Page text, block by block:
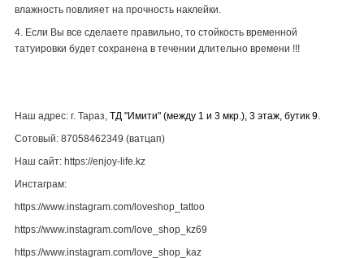
влажность повлияет на прочность наклейки.
4. Если Вы все сделаете правильно, то стойкость временной
татуировки будет сохранена в течении длительно времени !!!
Наш адрес: г. Тараз, ТД "Имити" (между 1 и 3 мкр.), 3 этаж, бутик 9.
Сотовый: 87058462349 (ватцап)
Наш сайт: https://enjoy-life.kz
Инстаграм:
https://www.instagram.com/loveshop_tattoo
https://www.instagram.com/love_shop_kz69
https://www.instagram.com/love_shop_kaz